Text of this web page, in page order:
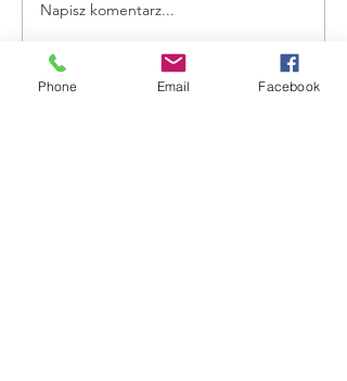
Rigatoni z sosem z pieczonej
Napisz komentarz...
Phone Email Facebook